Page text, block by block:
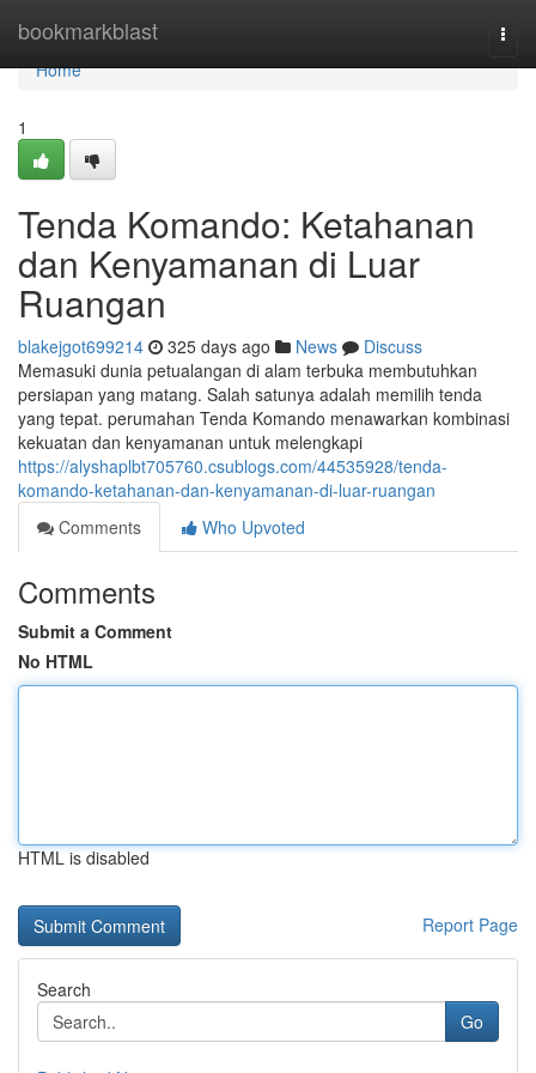
bookmarkblast
Home
Home
1
Tenda Komando: Ketahanan
dan Kenyamanan di Luar
Ruangan
blakejgot699214 325 days ago News
Discuss
Memasuki dunia petualangan di alam terbuka membutuhkan
persiapan yang matang. Salah satunya adalah memilih tenda
yang tepat. perumahan Tenda Komando menawarkan kombinasi
kekuatan dan kenyamanan untuk melengkapi
https://alyshaplbt705760.csublogs.com/44535928/tenda-
komando-ketahanan-dan-kenyamanan-di-luar-ruangan
Comments
Who Upvoted
Comments
Submit a Comment
No HTML
HTML is disabled
Report Page
Search
Go